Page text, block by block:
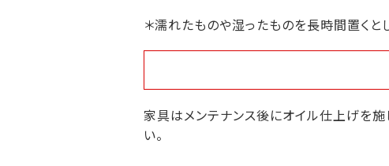
＊濡れたものや湿ったものを長時間置くと
家具はメンテナンス後にオイル仕上げを施
い。